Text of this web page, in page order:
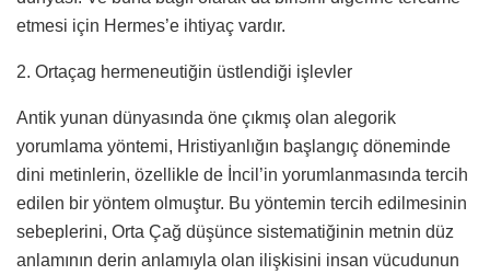
etmesi için Hermes’e ihtiyaç vardır.
2. Ortaçag hermeneutiğin üstlendiği işlevler
Antik yunan dünyasında öne çıkmış olan alegorik
yorumlama yöntemi, Hristiyanlığın başlangıç döneminde
dini metinlerin, özellikle de İncil’in yorumlanmasında tercih
edilen bir yöntem olmuştur. Bu yöntemin tercih edilmesinin
sebeplerini, Orta Çağ düşünce sistematiğinin metnin düz
anlamının derin anlamıyla olan ilişkisini insan vücudunun